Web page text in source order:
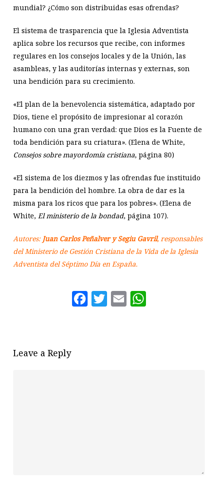
mundial? ¿Cómo son distribuidas esas ofrendas?
El sistema de trasparencia que la Iglesia Adventista
aplica sobre los recursos que recibe, con informes
regulares en los consejos locales y de la Unión, las
asambleas, y las auditorías internas y externas, son
una bendición para su crecimiento.
«El plan de la benevolencia sistemática, adaptado por
Dios, tiene el propósito de impresionar al corazón
humano con una gran verdad: que Dios es la Fuente de
toda bendición para su criatura». (Elena de White,
Consejos sobre mayordomía cristiana, página 80)
«El sistema de los diezmos y las ofrendas fue instituido
para la bendición del hombre. La obra de dar es la
misma para los ricos que para los pobres». (Elena de
White, El ministerio de la bondad, página 107).
Autores: Juan Carlos Peñalver y Segiu Gavril, responsables
del Ministerio de Gestión Cristiana de la Vida de la Iglesia
Adventista del Séptimo Día en España.
Facebook
Twitter
Email
Leave a Reply